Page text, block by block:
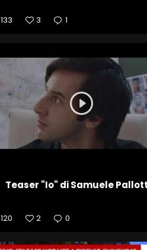
133 3 1
Teaser "Io" di Samuele
120 2 0